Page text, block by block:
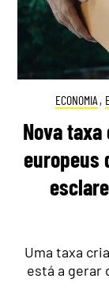
ECONOMIA ,
Nova taxa
europeus
Uma taxa
está a gerar